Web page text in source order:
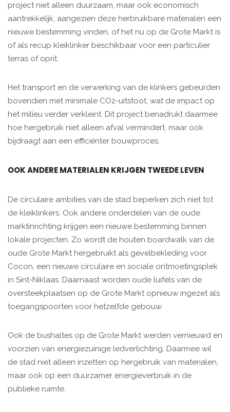
project niet alleen duurzaam, maar ook economisch
aantrekkelijk, aangezien deze herbruikbare materialen een
nieuwe bestemming vinden, of het nu op de Grote Markt is
of als recup kleiklinker beschikbaar voor een particulier
terras of oprit.
Het transport en de verwerking van de klinkers gebeurden
bovendien met minimale CO2-uitstoot, wat de impact op
het milieu verder verkleint. Dit project benadrukt daarmee
hoe hergebruik niet alleen afval vermindert, maar ook
bijdraagt aan een efficiënter bouwproces.
OOK ANDERE MATERIALEN KRIJGEN TWEEDE LEVEN
De circulaire ambities van de stad beperken zich niet tot
de kleiklinkers. Ook andere onderdelen van de oude
marktinrichting krijgen een nieuwe bestemming binnen
lokale projecten. Zo wordt de houten boardwalk van de
oude Grote Markt hergebruikt als gevelbekleding voor
Cocon, een nieuwe circulaire en sociale ontmoetingsplek
in Sint-Niklaas. Daarnaast worden oude luifels van de
oversteekplaatsen op de Grote Markt opnieuw ingezet als
toegangspoorten voor hetzelfde gebouw.
Ook de bushaltes op de Grote Markt werden vernieuwd en
voorzien van energiezuinige ledverlichting. Daarmee wil
de stad niet alleen inzetten op hergebruik van materialen,
maar ook op een duurzamer energieverbruik in de
publieke ruimte.